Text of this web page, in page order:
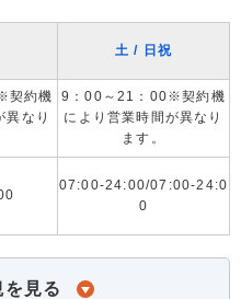
土 / 日祝
契約機
異なり
9：00～21：00※契約機
により営業時間が異なり
ます。
07:00-24:00/07:00-24:0
0
を見る